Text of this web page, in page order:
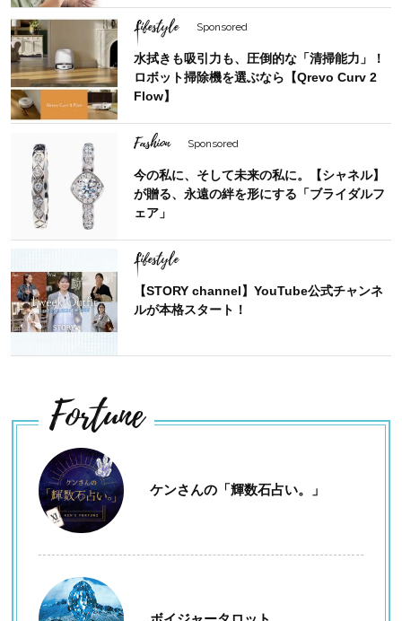
Lifestyle Sponsored
水拭きも吸引力も、圧倒的な「清掃能力」！
ロボット掃除機を選ぶなら【Qrevo Curv 2
Flow】
Fashion Sponsored
今の私に、そして未来の私に。【シャネル】
が贈る、永遠の絆を形にする「ブライダルフ
ェア」
Lifestyle
【STORY channel】YouTube公式チャンネ
ルが本格スタート！
Fortune
ケンさんの「輝数石占い。」